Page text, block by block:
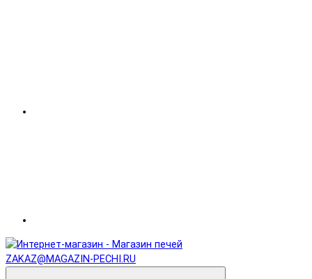
ZAKAZ@MAGAZIN-PECHI.RU